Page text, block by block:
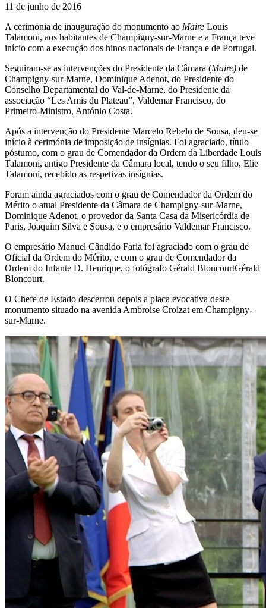
11 de junho de 2016
A cerimónia de inauguração do monumento ao Maire Louis
Talamoni, aos habitantes de Champigny-sur-Marne e a França teve
início com a execução dos hinos nacionais de França e de Portugal.
Seguiram-se as intervenções do Presidente da Câmara (Maire) de
Champigny-sur-Marne, Dominique Adenot, do Presidente do
Conselho Departamental do Val-de-Marne, do Presidente da
associação “Les Amis du Plateau”, Valdemar Francisco, do
Primeiro-Ministro, António Costa.
Após a intervenção do Presidente Marcelo Rebelo de Sousa, deu-se
início à cerimónia de imposição de insígnias. Foi agraciado, título
póstumo, com o grau de Comendador da Ordem da Liberdade Louis
Talamoni, antigo Presidente da Câmara local, tendo o seu filho, Elie
Talamoni, recebido as respetivas insígnias.
Foram ainda agraciados com o grau de Comendador da Ordem do
Mérito o atual Presidente da Câmara de Champigny-sur-Marne,
Dominique Adenot, o provedor da Santa Casa da Misericórdia de
Paris, Joaquim Silva e Sousa, e o empresário Valdemar Francisco.
O empresário Manuel Cândido Faria foi agraciado com o grau de
Oficial da Ordem do Mérito, e com o grau de Comendador da
Ordem do Infante D. Henrique, o fotógrafo Gérald BloncourtGérald
Bloncourt.
O Chefe de Estado descerrou depois a placa evocativa deste
monumento situado na avenida Ambroise Croizat em Champigny-
sur-Marne.